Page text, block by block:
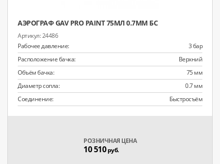
АЭРОГРАФ GAV PRO PAINT 75МЛ 0.7ММ БС
24486
Рабочее давление:
3 бар
Расположение бачка:
Верхний
Объём бачка:
75 мм
Диаметр сопла:
0.7 мм
Соединение:
Быстросъём
РОЗНИЧНАЯ ЦЕНА
10 510руб.